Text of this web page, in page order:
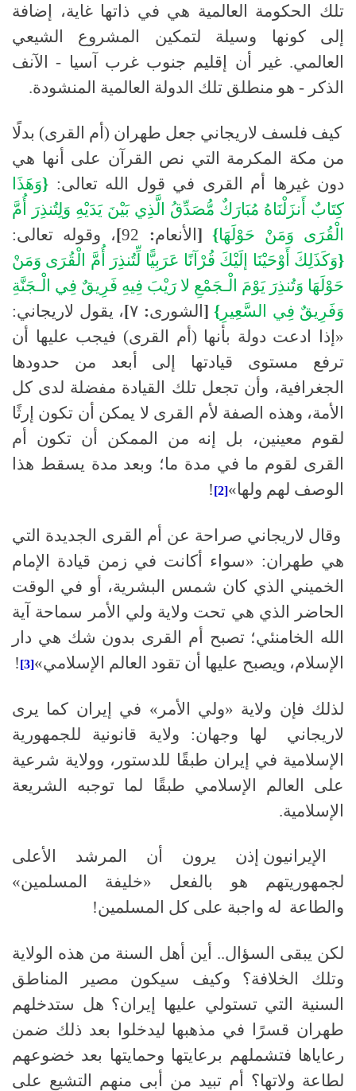
تلك الحكومة العالمية هي في ذاتها غاية، إضافة
إلى كونها وسيلة لتمكين المشروع الشيعي
العالمي.غير أن إقليم جنوب غرب آسيا - الآنف
الذكر - هو منطلق تلك الدولة العالمية المنشودة.
كيف فلسف لاريجاني جعل طهران ( أم القرى) بدلًا
من مكة المكرمة التي نص القرآن على أنها هي
دون غيرها أم القرى في قول الله تعالى: {وَهَذَا
كِتَابٌ
أَنزَلْنَاهُ مُبَارَكٌ مُّصَدِّقُ الَّذِي بَيْنَ يَدَيْهِ وَلِتُنذِرَ
أُمَّ
الْقُرَى وَمَنْ حَوْلَهَا}
[ الأنعام:
92
]، وقوله تعالى:
{وَكَذَلِكَ أَوْحَيْنَا إلَيْكَ قُرْآنًا عَرَبِيًّا لِّتُنذِرَ أُمَّ الْقُرَى وَمَنْ
حَوْلَهَا وَتُنذِرَ يَوْمَ الْـجَمْعِ لا رَيْبَ فِيهِ فَرِيقٌ فِي الْـجَنَّةِ
وَفَرِيقٌ فِي السَّعِيرِ }
[ الشورى: ٧]، يقول لاريجاني:
« إذا ادعت دولة بأنها ( أم القرى) فيجب عليها أن
ترفع مستوى قيادتها إلى أبعد من حدودها
الجغرافية، وأن تجعل تلك القيادة مفضلة لدى كل
الأمة، وهذه الصفة لأم القرى لا يمكن أن تكون إرثًا
لقوم معينين، بل إنه من الممكن أن تكون أم
القرى لقوم ما في مدة ما؛ وبعد مدة يسقط هذا
الوصف لهم ولها»[2]
!
وقال لاريجاني صراحة عن أم القرى الجديدة التي
هي طهران: «سواء أكانت في زمن قيادة الإمام
الخميني الذي كان شمس البشرية، أو في الوقت
الحاضر الذي هي تحت ولاية ولي الأمر سماحة آية
الله الخامنئي؛ تصبح أم القرى بدون شك هي دار
الإسلام، ويصبح عليها أن تقود العالم الإسلامي»[3]
!
لذلك فإن ولاية «ولي الأمر» في إيران كما يرى
لاريجاني
لها وجهان: ولاية قانونية للجمهورية
الإسلامية في إيران طبقًا للدستور، وولاية شرعية
على العالم الإسلامي طبقًا لما توجبه الشريعة
الإسلامية.
الإيرانيون إذن يرون أن المرشد الأعلى
لجمهوريتهم هو بالفعل «خليفة المسلمين»
والطاعة له واجبة على كل المسلمين!
لكن يبقى السؤال..
أين أهل السنة من هذه الولاية
وتلك الخلافة؟ وكيف سيكون مصير المناطق
السنية التي تستولي عليها إيران؟ هل ستدخلهم
طهران قسرًا في مذهبها ليدخلوا بعد ذلك ضمن
رعاياها فتشملهم برعايتها وحمايتها بعد خضوعهم
لطاعة ولاتها؟ أم تبيد من أبى منهم التشيع على